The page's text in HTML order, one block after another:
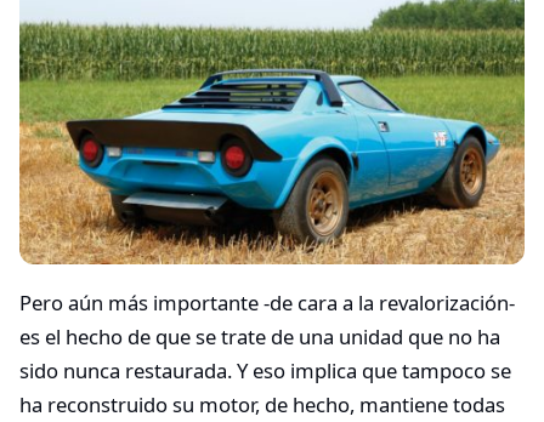
Pero aún más importante -de cara a la revalorización-
es el hecho de que se trate de una unidad que no ha
sido nunca restaurada. Y eso implica que tampoco se
ha reconstruido su motor, de hecho, mantiene todas